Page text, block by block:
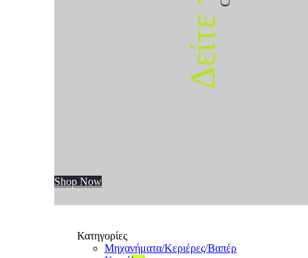
Shop Now
Κατηγορίες
Μηχανήματα/Κεριέρες/Βαπέρ